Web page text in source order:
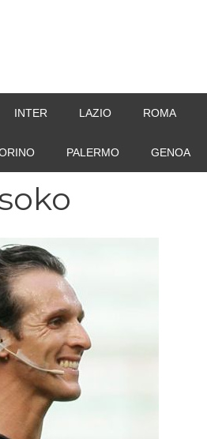
INTER LAZIO ROMA
PALERMO GENOA